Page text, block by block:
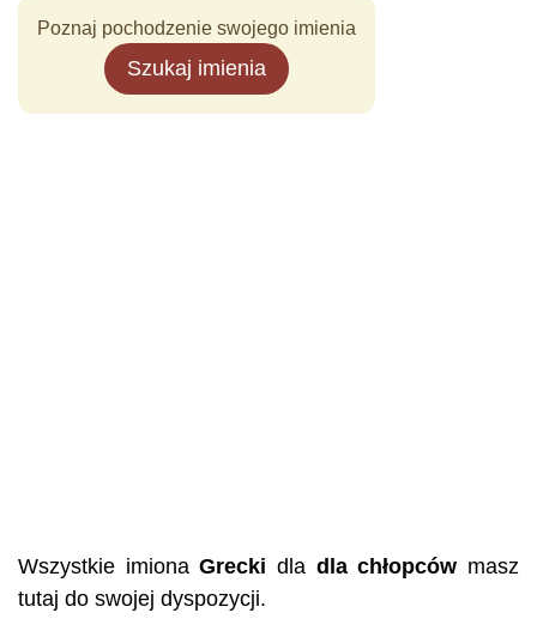
Poznaj pochodzenie swojego imienia
Szukaj imienia
Wszystkie imionaGrecki dla dla chłopców masz
tutaj do swojej dyspozycji.